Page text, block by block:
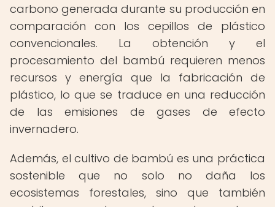
carbono generada durante su producción en
comparación con los cepillos de plástico
convencionales. La obtención y el
procesamiento del bambú requieren menos
recursos y energía que la fabricación de
plástico, lo que se traduce en una reducción
de las emisiones de gases de efecto
invernadero.
Además, el cultivo de bambú es una práctica
sostenible que no solo no daña los
ecosistemas forestales, sino que también